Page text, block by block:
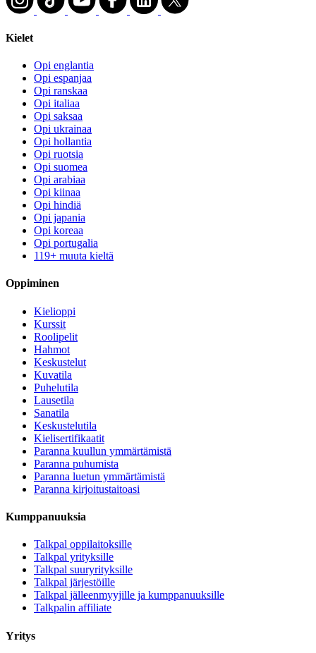
Kielet
Opi englantia
Opi espanjaa
Opi ranskaa
Opi italiaa
Opi saksaa
Opi ukrainaa
Opi hollantia
Opi ruotsia
Opi suomea
Opi arabiaa
Opi kiinaa
Opi hindiä
Opi japania
Opi koreaa
Opi portugalia
119+ muuta kieltä
Oppiminen
Kielioppi
Kurssit
Roolipelit
Hahmot
Keskustelut
Kuvatila
Puhelutila
Lausetila
Sanatila
Keskustelutila
Kielisertifikaatit
Paranna kuullun ymmärtämistä
Paranna puhumista
Paranna luetun ymmärtämistä
Paranna kirjoitustaitoasi
Kumppanuuksia
Talkpal oppilaitoksille
Talkpal yrityksille
Talkpal suuryrityksille
Talkpal järjestöille
Talkpal jälleenmyyjille ja kumppanuuksille
Talkpalin affiliate
Yritys